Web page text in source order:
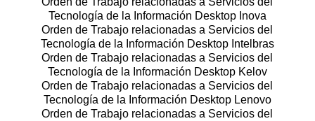
Tecnología de la Información Desktop Inova
Orden de Trabajo relacionadas a Servicios del
Tecnología de la Información Desktop Intelbras
Orden de Trabajo relacionadas a Servicios del
Tecnología de la Información Desktop Kelov
Orden de Trabajo relacionadas a Servicios del
Tecnología de la Información Desktop Lenovo
Orden de Trabajo relacionadas a Servicios del